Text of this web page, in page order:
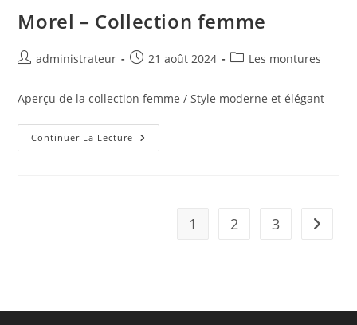
Morel – Collection femme
administrateur 21 août 2024 Les montures
Aperçu de la collection femme / Style moderne et élégant
Continuer La Lecture
1 2 3